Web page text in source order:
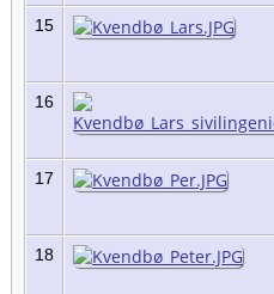
15
16
17
18